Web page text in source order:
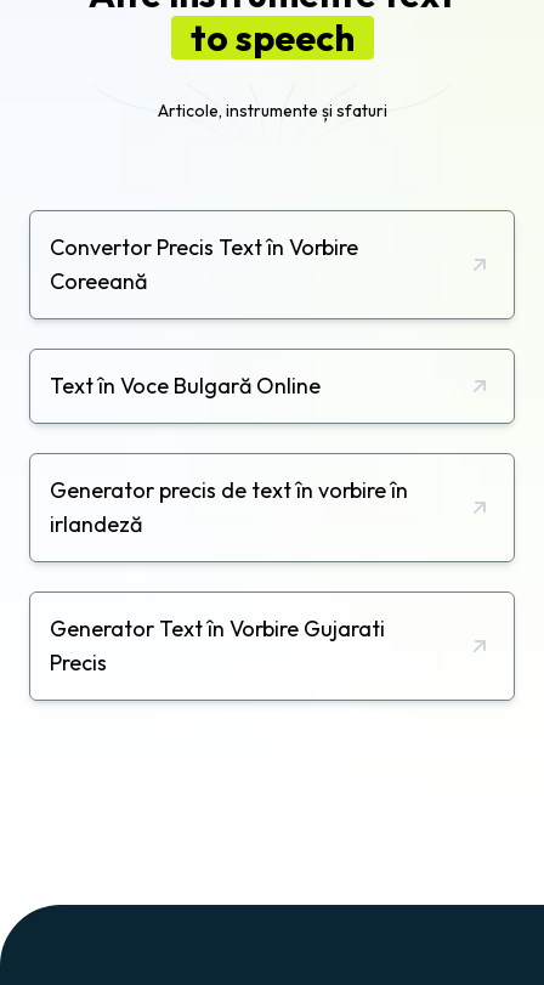
to speech
Articole, instrumente și sfaturi
Convertor Precis Text în Vorbire
Coreeană
Text în Voce Bulgară Online
Generator precis de text în vorbire în
irlandeză
Generator Text în Vorbire Gujarati
Precis